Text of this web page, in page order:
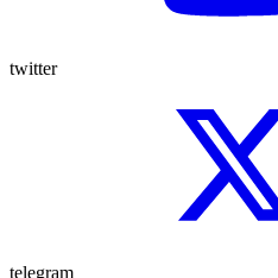
twitter
telegram